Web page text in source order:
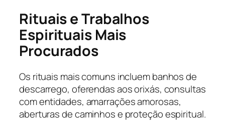
Rituais e Trabalhos
Espirituais Mais
Procurados
Os rituais mais comuns incluem banhos de
descarrego, oferendas aos orixás, consultas
com entidades, amarrações amorosas,
aberturas de caminhos e proteção espiritual.